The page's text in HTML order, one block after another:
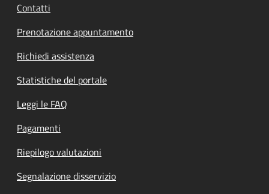
Contatti
Prenotazione appuntamento
Richiedi assistenza
Statistiche del portale
Leggi le FAQ
Pagamenti
Riepilogo valutazioni
Segnalazione disservizio